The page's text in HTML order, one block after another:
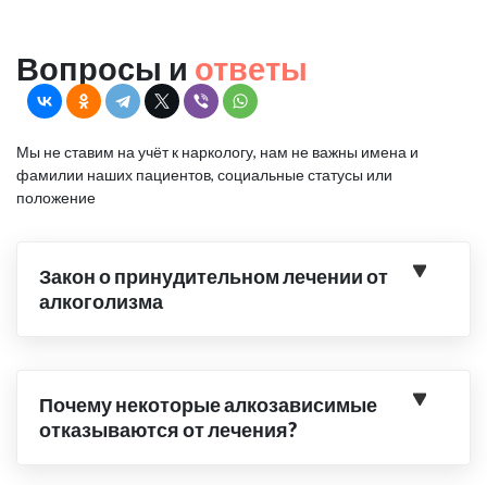
Вопросы и ответы
Мы не ставим на учёт к наркологу, нам не важны имена и
фамилии наших пациентов, социальные статусы или
положение
Закон о принудительном лечении от
алкоголизма
Почему некоторые алкозависимые
отказываются от лечения?